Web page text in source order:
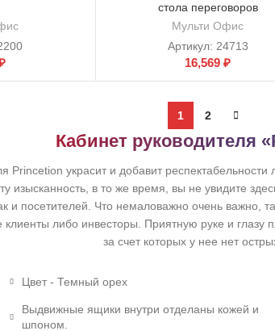
стола переговоров
Мульти Офис
Артикул: 24713
16,569₽
1 2
Кабинет руководителя
Princetion украсит и добавит
изысканность, в то же время, вы не увидите
и посетителей. Что немаловажно очень важно,
либо инвесторы. Приятную руке и глазу
за счет которых у нее нет
Цвет - Темный орех
Выдвижные ящики внутри отделаны кожей и
шпоном.